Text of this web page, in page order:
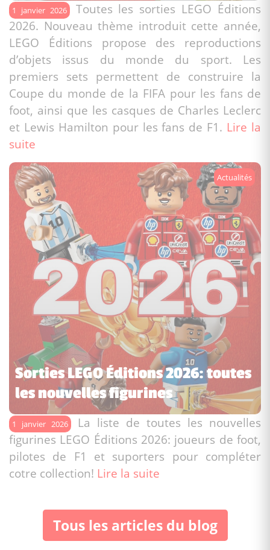
1 janvier 2026 Toutes les sorties LEGO Éditions
2026. Nouveau thème introduit cette année,
LEGO Éditions propose des reproductions
d’objets issus du monde du sport. Les
premiers sets permettent de construire la
Coupe du monde de la FIFA pour les fans de
foot, ainsi que les casques de Charles Leclerc
et Lewis Hamilton pour les fans de F1. Lire la
suite
Sorties LEGO Éditions 2026: toutes
les nouvelles figurines
Actualités
1 janvier 2026
La liste de toutes les nouvelles
figurines LEGO Éditions 2026: joueurs de foot,
pilotes de F1 et suporters pour compléter
cotre collection! Lire la suite
Tous les articles du blog